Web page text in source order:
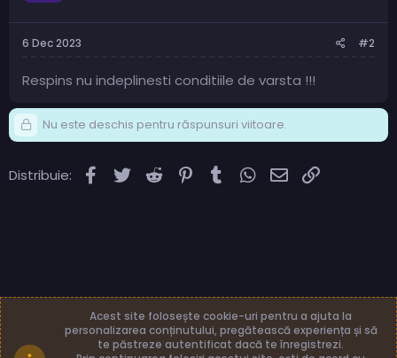
6 Dec 2023 #2
Respins nu indeplinesti conditiile de varsta !!!
Nu este deschis pentru răspunsuri viitoare.
Distribuie: Facebook
TwitterReddit PinterestTumblrWhatsApp
Email
Română (RO) Termeni și reguli
Acest site folosește cookie-uri pentru a ajuta la
personalizarea conținutului, pregătească experiența și să
te păstreze autentificat dacă te înregistrezi.